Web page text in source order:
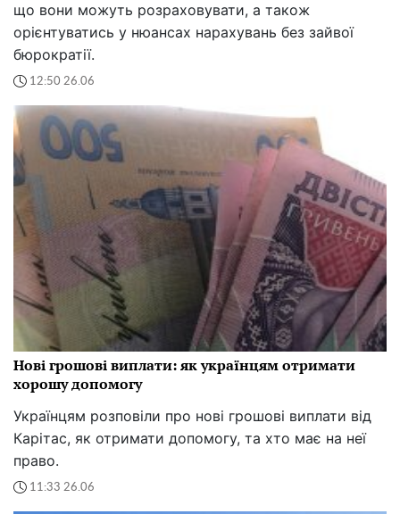
що вони можуть розраховувати, а також
орієнтуватись у нюансах нарахувань без зайвої
бюрократії.
12:50 26.06
Нові грошові виплати: як українцям отримати
хорошу допомогу
Українцям розповіли про нові грошові виплати від
Карітас, як отримати допомогу, та хто має на неї
право.
11:33 26.06